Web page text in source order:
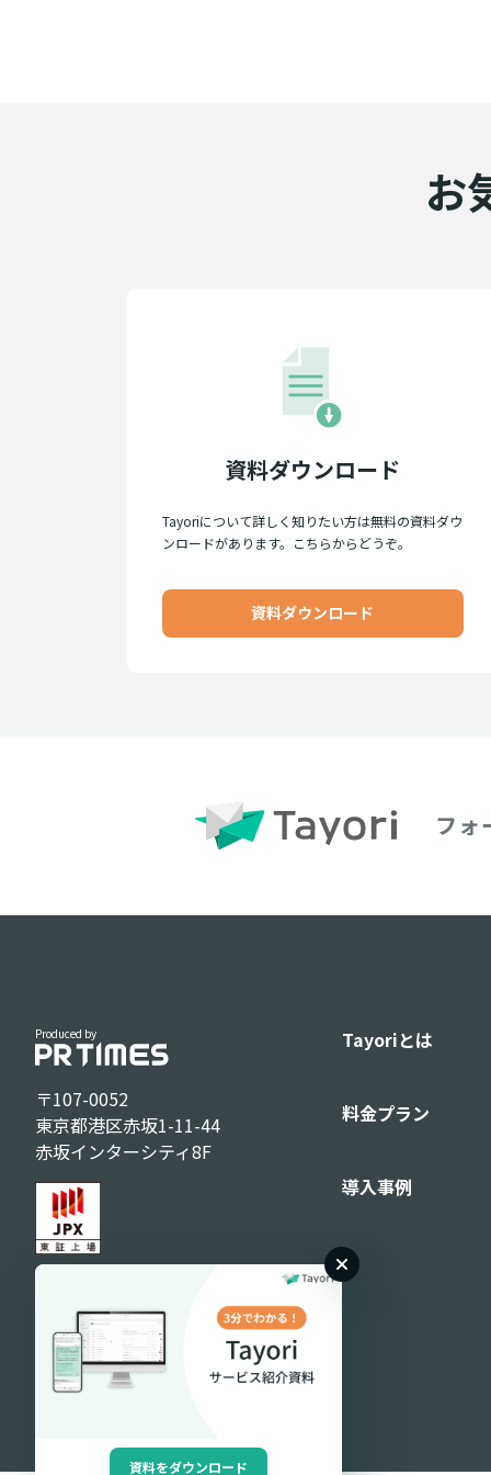
お
資料ダウンロード
Tayoriについて詳しく知りたい方は無料の資料ダウ
ンロードがあります。こちらからどうぞ。
資料ダウンロード
フォ
Tayoriとは
料金プラン
導入事例
Produced by
〒107-0052
東京都港区赤坂1-11-44
赤坂インターシティ8F
資料をダウンロード